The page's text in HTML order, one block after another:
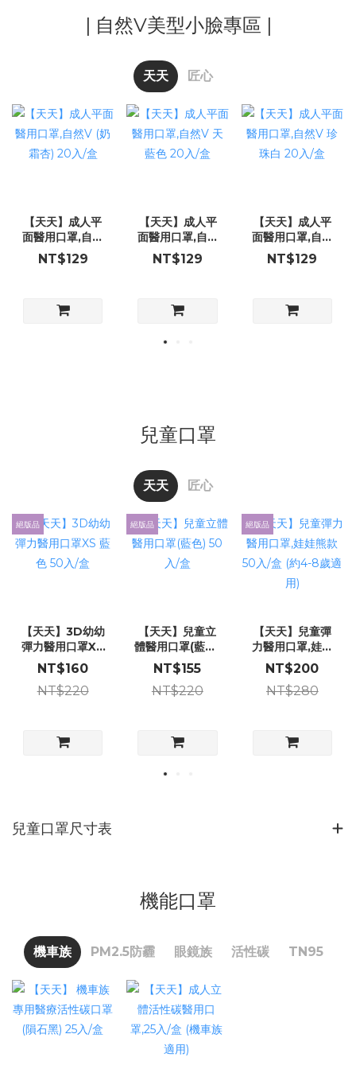
| 自然V美型小臉專區 |
天天 匠心
【天天】成人平
面醫用口罩,自然
V (奶霜杏) 20入/
盒
NT$129
【天天】成人平
面醫用口罩,自然
V 天藍色 20入/
盒
NT$129
【天天】成人平
面醫用口罩,自然
V 珍珠白 20入/
盒
NT$129
兒童口罩
天天 匠心
絕版品
【天天】3D幼幼
彈力醫用口罩XS
藍色 50入/盒
NT$160
NT$220
絕版品
【天天】兒童立
體醫用口罩(藍色)
50入/盒
NT$155
NT$220
絕版品
【天天】兒童彈
力醫用口罩,娃娃
熊款 50入/盒 (約
4-8歲適用)
NT$200
NT$280
兒童口罩尺寸表
機能口罩
機車族 PM2.5防霾 眼鏡族 活性碳 TN95